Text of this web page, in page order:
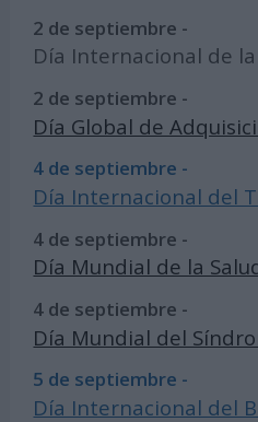
2 de septiembre -
Día Internacional de
2 de septiembre -
Día Global de
4 de septiembre -
Día Internacional del
4 de septiembre -
Día Mundial de la
4 de septiembre -
Día Mundial del
5 de septiembre -
Día Internacional del